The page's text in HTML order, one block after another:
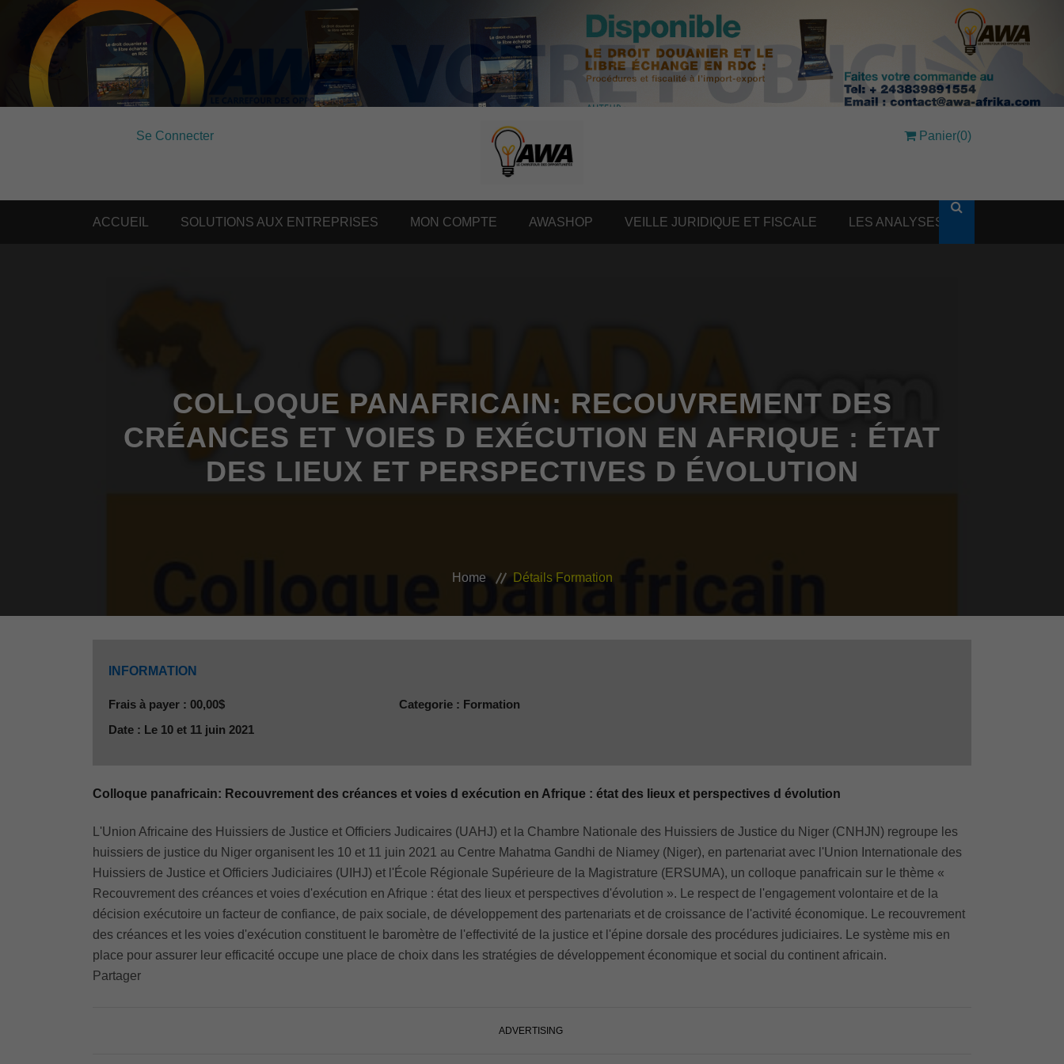
Se Connecter Panier(0)
ACCUEIL SOLUTIONS AUX ENTREPRISES MON COMPTE AWASHOP VEILLE JURIDIQUE ET FISCALE LES ANALYSES
COLLOQUE PANAFRICAIN: RECOUVREMENT DES
CRÉANCES ET VOIES D EXÉCUTION EN AFRIQUE : ÉTAT
DES LIEUX ET PERSPECTIVES D ÉVOLUTION
Home Détails Formation
INFORMATION
Frais à payer : 00,00$
Date : Le 10 et 11 juin 2021
Categorie : Formation
Colloque panafricain: Recouvrement des créances et voies d exécution en Afrique : état des lieux et perspectives d évolution
L'Union Africaine des Huissiers de Justice et Officiers Judicaires (UAHJ) et la Chambre Nationale des Huissiers de Justice du Niger (CNHJN) regroupe les
huissiers de justice du Niger organisent les 10 et 11 juin 2021 au Centre Mahatma Gandhi de Niamey (Niger), en partenariat avec l'Union Internationale des
Huissiers de Justice et Officiers Judiciaires (UIHJ) et l'École Régionale Supérieure de la Magistrature (ERSUMA), un colloque panafricain sur le thème «
Recouvrement des créances et voies d'exécution en Afrique : état des lieux et perspectives d'évolution ». Le respect de l'engagement volontaire et de la
décision exécutoire un facteur de confiance, de paix sociale, de développement des partenariats et de croissance de l'activité économique. Le recouvrement
des créances et les voies d'exécution constituent le baromètre de l'effectivité de la justice et l'épine dorsale des procédures judiciaires. Le système mis en
place pour assurer leur efficacité occupe une place de choix dans les stratégies de développement économique et social du continent africain.
Partager
ADVERTISING